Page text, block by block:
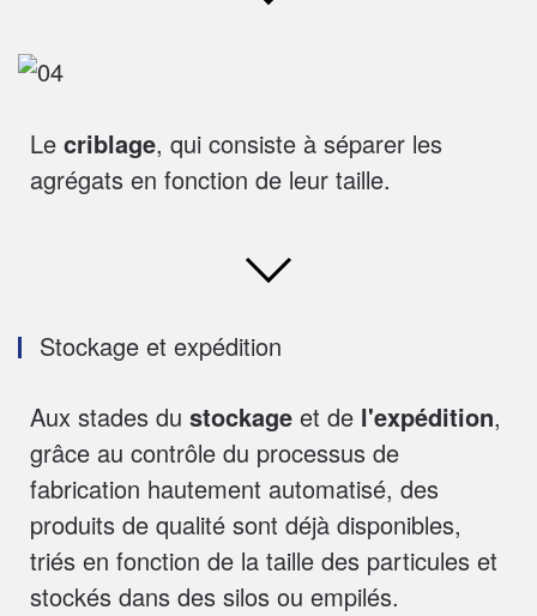
Le criblage, qui consiste à séparer les
agrégats en fonction de leur taille.
Stockage et expédition
Aux stades du stockage et de l'expédition,
grâce au contrôle du processus de
fabrication hautement automatisé, des
produits de qualité sont déjà disponibles,
triés en fonction de la taille des particules et
stockés dans des silos ou empilés.